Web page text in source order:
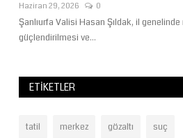
Haziran 29, 2026 0
Şanlıurfa Valisi Hasan Şıldak, il
güçlendirilmesi ve...
ETIKETLER
tatil merkez gözaltı suç